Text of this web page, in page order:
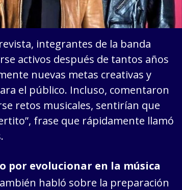
integrantes de la banda
activos después de tantos años
nuevas metas creativas y
el público. Incluso, comentaron
retos musicales, sentirían que
frase que rápidamente llamó
por evolucionar en la música
habló sobre la preparación